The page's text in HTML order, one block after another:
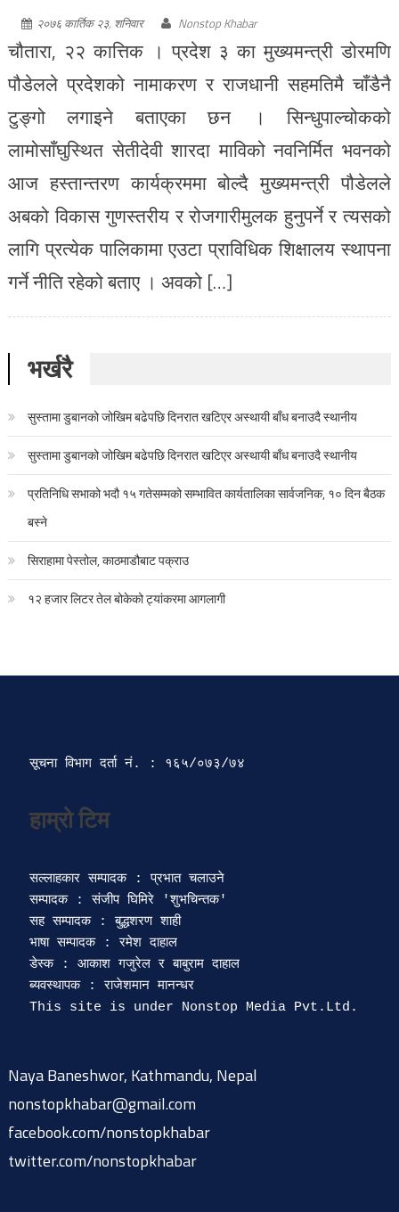
२०७६ कार्तिक २३, शनिवार Nonstop Khabar
चौतारा, २२ कात्तिक । प्रदेश ३ का मुख्यमन्त्री डोरमणि
पौडेलले प्रदेशको नामाकरण र राजधानी सहमतिमै चाँडैनै
टुङ्गो लगाइने बताएका छन । सिन्धुपाल्चोकको
लामोसाँघुस्थित सेतीदेवी शारदा माविको नवनिर्मित भवनको
आज हस्तान्तरण कार्यक्रममा बोल्दै मुख्यमन्त्री पौडेलले
अबको विकास गुणस्तरीय र रोजगारीमुलक हुनुपर्ने र त्यसको
लागि प्रत्येक पालिकामा एउटा प्राविधिक शिक्षालय स्थापना
गर्ने नीति रहेको बताए । अवको […]
भर्खरै
सुस्तामा डुबानको जोखिम बढेपछि दिनरात खटिएर अस्थायी बाँध बनाउदै स्थानीय
सुस्तामा डुबानको जोखिम बढेपछि दिनरात खटिएर अस्थायी बाँध बनाउदै स्थानीय
प्रतिनिधि सभाको भदौ १५ गतेसम्मको सम्भावित कार्यतालिका सार्वजनिक, १० दिन बैठक
बस्ने
सिराहामा पेस्तोल, काठमाडौबाट पक्राउ
१२ हजार लिटर तेल बोकेको ट्यांकरमा आगलागी
सूचना विभाग दर्ता‍ नं. : १६५/०७३/७४
हाम्रो टिम
सल्लाहकार सम्पादक : प्रभात चलाउने
सम्पादक : संजीप घिमिरे 'शुभचिन्तक'
सह सम्पादक : बुद्धशरण शाही
भाषा सम्पादक : रमेश दाहाल
डेस्क : आकाश गजुरेल र बाबुराम दाहाल
ब्यवस्थापक : राजेशमान मानन्धर
Naya Baneshwor, Kathmandu, Nepal
nonstopkhabar@gmail.com
facebook.com/nonstopkhabar
twitter.com/nonstopkhabar